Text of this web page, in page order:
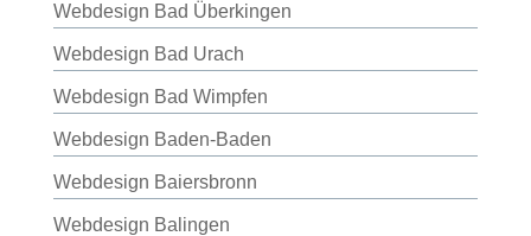
Webdesign Bad Überkingen
Webdesign Bad Urach
Webdesign Bad Wimpfen
Webdesign Baden-Baden
Webdesign Baiersbronn
Webdesign Balingen